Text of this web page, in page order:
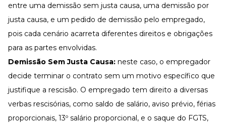
entre uma demissão sem justa causa, uma demissão por
justa causa, e um pedido de demissão pelo empregado,
pois cada cenário acarreta diferentes direitos e obrigações
para as partes envolvidas.
Demissão Sem Justa Causa: neste caso, o empregador
decide terminar o contrato sem um motivo específico que
justifique a rescisão. O empregado tem direito a diversas
verbas rescisórias, como saldo de salário, aviso prévio, férias
proporcionais, 13º salário proporcional, e o saque do FGTS,